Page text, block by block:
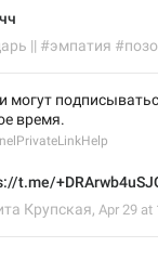
|| #эмпатия
могут
время.
t.me/
Крупская, Apr 29 at